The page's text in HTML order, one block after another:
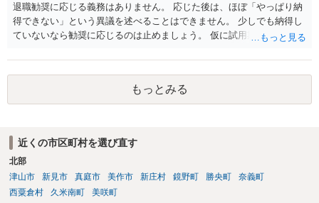
退職勧奨に応じる義務はありません。 応じた後は、ほぼ「やっぱり納
得できない」という異議を述べることはできません。 少しでも納得し
ていないなら勧奨に応じるのは止めましょう。 仮に試用期間満了時に
もっとみる
近くの市区町村を選び直す
北部
津山市
新見市 真庭市 美作市 新庄村 鏡野町 勝央町
奈義町
西粟倉村
久米南町 美咲町